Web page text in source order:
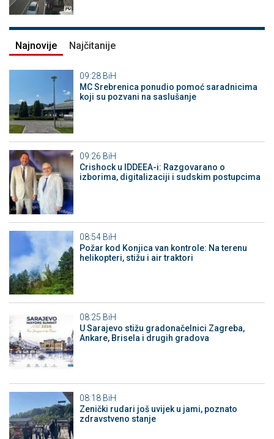
Najnovije Najčitanije
09:28 BiH
MC Srebrenica ponudio pomoć saradnicima
koji su pozvani na saslušanje
09:26 BiH
Crishock u IDDEEA-i: Razgovarano o
izborima, digitalizaciji i sudskim postupcima
08:54 BiH
Požar kod Konjica van kontrole: Na terenu
helikopteri, stižu i air traktori
08:25 BiH
U Sarajevo stižu gradonačelnici Zagreba,
Ankare, Brisela i drugih gradova
08:18 BiH
Zenički rudari još uvijek u jami, poznato
zdravstveno stanje